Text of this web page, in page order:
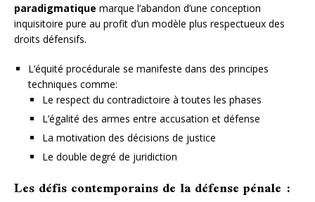
paradigmatique marque l’abandon d’une conception
inquisitoire pure au profit d’un modèle plus respectueux des
droits défensifs.
L’équité procédurale se manifeste dans des principes
techniques comme:
Le respect du contradictoire à toutes les phases
L’égalité des armes entre accusation et défense
La motivation des décisions de justice
Le double degré de juridiction
Les défis contemporains de la défense pénale :